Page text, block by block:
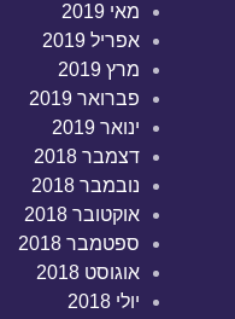
מאי 2019
אפריל 2019
מרץ 2019
פברואר 2019
ינואר 2019
דצמבר 2018
נובמבר 2018
אוקטובר 2018
ספטמבר 2018
אוגוסט 2018
יולי 2018